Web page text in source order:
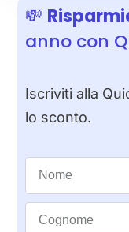
💸
anno con
Iscriviti alla
lo sconto.